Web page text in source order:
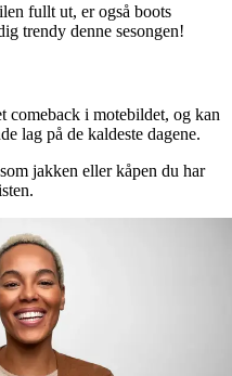
fullt ut, er også boots
trendy denne sesongen!
comeback i motebildet, og kan
lag på de kaldeste dagene.
jakken eller kåpen du har